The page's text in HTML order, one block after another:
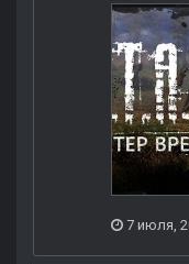
7 июля,